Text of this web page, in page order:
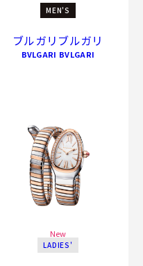
MEN'S
ブルガリブルガリ
BVLGARI BVLGARI
New
LADIES'